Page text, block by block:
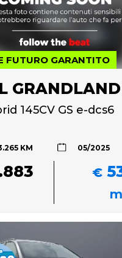
FUTURO GARANTITO
GRANDLAND
145CV GS e-dcs6
KM 05/2025
€